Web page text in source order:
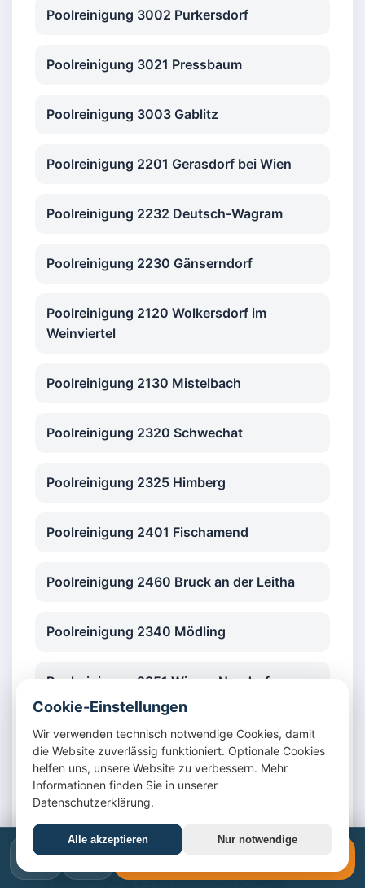
Poolreinigung 3002 Purkersdorf
Poolreinigung 3021 Pressbaum
Poolreinigung 3003 Gablitz
Poolreinigung 2201 Gerasdorf bei Wien
Poolreinigung 2232 Deutsch-Wagram
Poolreinigung 2230 Gänserndorf
Poolreinigung 2120 Wolkersdorf im
Weinviertel
Poolreinigung 2130 Mistelbach
Poolreinigung 2320 Schwechat
Poolreinigung 2325 Himberg
Poolreinigung 2401 Fischamend
Poolreinigung 2460 Bruck an der Leitha
Poolreinigung 2340 Mödling
Poolreinigung 2351 Wiener Neudorf
Poolreinigung 2352 Gumpoldskirchen
Poolreinigung 2353 Guntramsdorf
Poolreinigung 2380 Perchtoldsdorf
Poolreinigung 2345 Brunn am Gebirge
📞 ✉️ 📞 +43 1 4420617
Cookie-Einstellungen
Wir verwenden technisch notwendige Cookies, damit
die Website zuverlässig funktioniert. Optionale Cookies
helfen uns, unsere Website zu verbessern. Mehr
Informationen finden Sie in unserer
Datenschutzerklärung.
Alle akzeptieren Nur notwendige